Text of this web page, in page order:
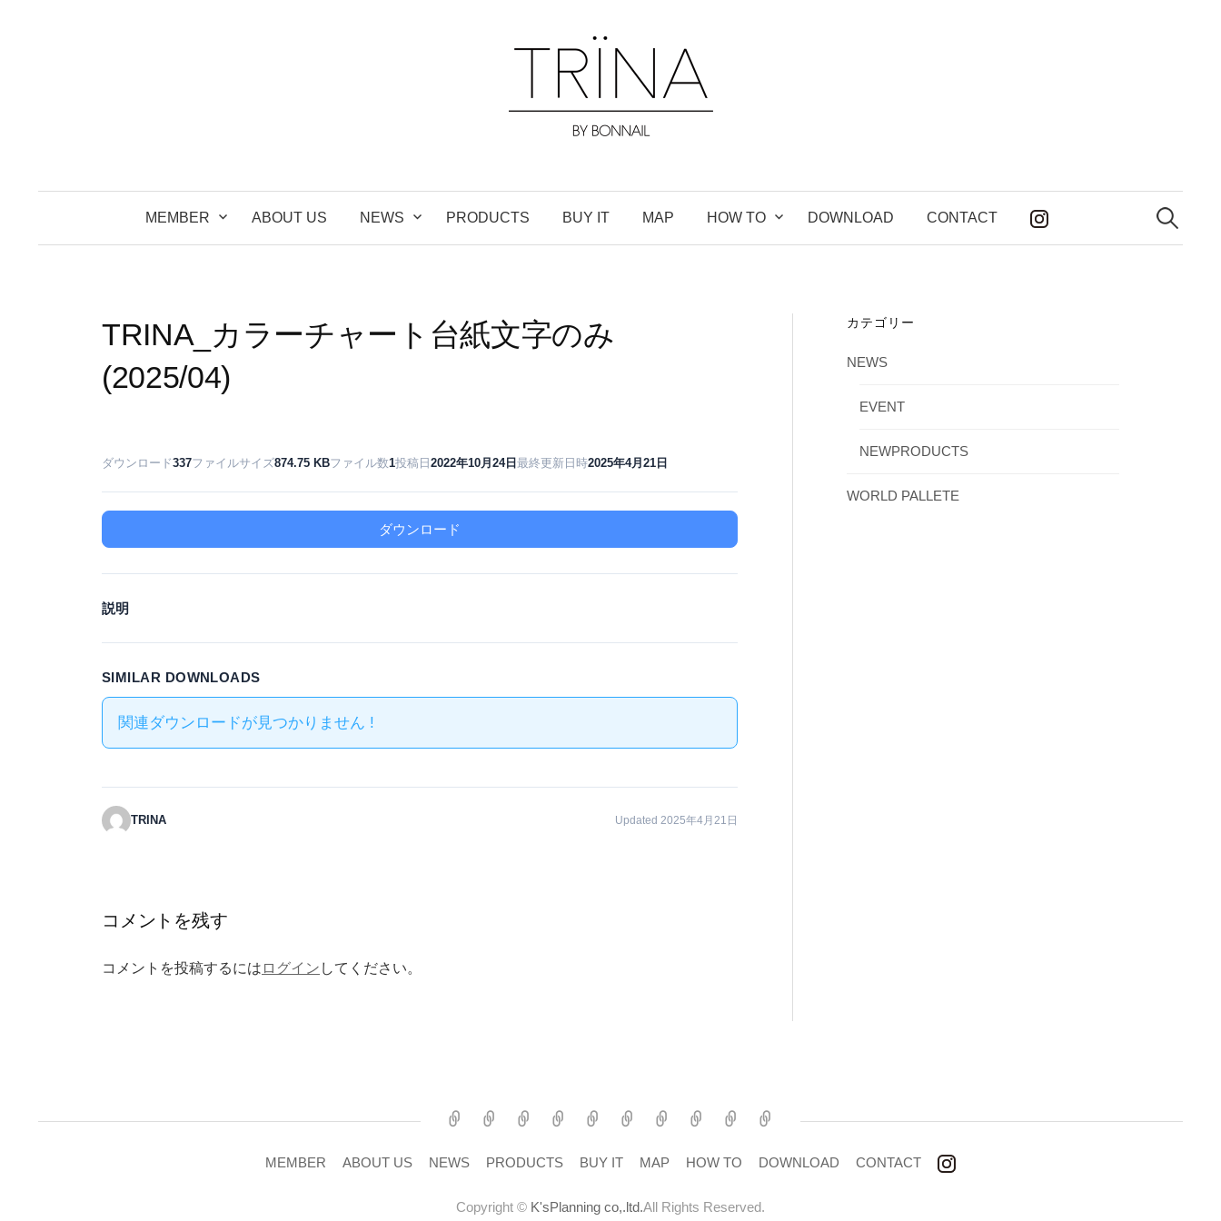
MEMBER ABOUT US NEWS PRODUCTS BUY IT MAP HOW TO DOWNLOAD CONTACT
索:
TRINA_カラーチャート台紙文字のみ
(2025/04)
ダウンロード337ファイルサイズ874.75 KBファイル数1投稿日 2022年10月24日 最終更新日時2025年4月21日
ダウンロード
説明
SIMILAR DOWNLOADS
関連ダウンロードが見つかりません !
TRINA Updated 2025年4月21日
コメントを残す
コメントを投稿するには ログイン してください。
カテゴリー
NEWS
EVENT
NEWPRODUCTS
WORLD PALLETE
MEMBER
ABOUTNEWS PRODUCTS
BUY
MAP
How
DOWNLOAD
CONTACT
MEMBER ABOUT US NEWS PRODUCTS BUY IT MAP HOW TO DOWNLOAD CONTACT
Copyright © K'sPlanning co,.ltd.All Rights Reserved.